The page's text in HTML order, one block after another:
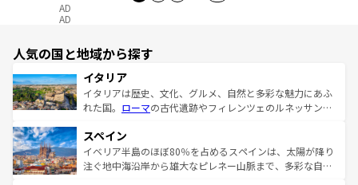
AD
AD
人気の国と地域から探す
イタリア
イタリアは歴史、文化、グルメ、自然と多彩な魅力にあふ
れた国。 ローマの古代遺跡やフィレンツェのルネッサンス
ろん、トスカーナの美しい田園風景やアマルフィ海岸の絶
景など、自然景観も見逃せない。観光の合間には、本場の
ピザやパスタなど、絶品のイタリア料理を堪能することも
スペイン
イベリア半島のほぼ80％を占めるスペインは、太陽が降り
注ぐ地中海沿岸から雄大なピレネー山脈まで、多彩な自然